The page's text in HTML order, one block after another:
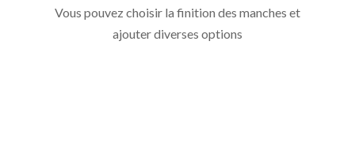
Vous pouvez choisir la finition des manches et
ajouter diverses options